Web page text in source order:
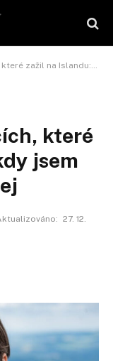
Nikdy jsem nebyl takhle šťastnej
které
jsem
27. 12.